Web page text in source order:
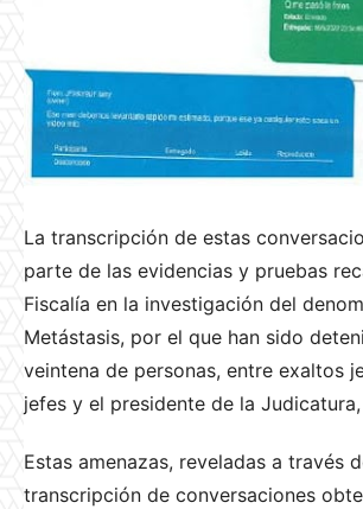
La transcripción de estas
parte de las evidencias y pruebas
Fiscalía en la investigación del
Metástasis, por el que han sido
veintena de personas, entre exaltos
jefes y el presidente de la Judicatura,
Estas amenazas, reveladas a través
transcripción de conversaciones